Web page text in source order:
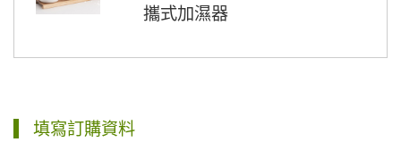
攜式加濕器
填寫訂購資料